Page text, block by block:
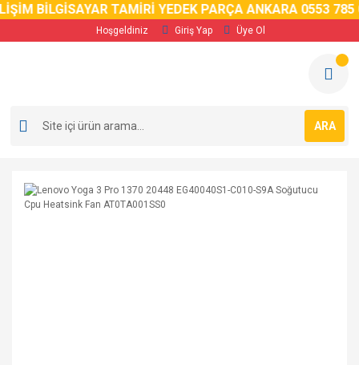
BİLGİSAYAR TAMİRİ YEDEK PARÇA ANKARA 0553 785 02
Hoşgeldiniz Giriş Yap Üye Ol
ARA